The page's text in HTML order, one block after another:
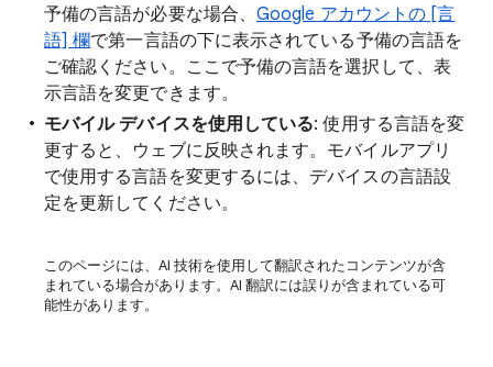
予備の言語が必要な場合、 Google アカウントの [言
語] 欄で第一言語の下に表示されている予備の言語を
ご確認ください。ここで予備の言語を選択して、表
示言語を変更できます。
モバイル デバイスを使用している: 使用する言語を変
更すると、ウェブに反映されます。モバイルアプリ
で使用する言語を変更するには、デバイスの言語設
定を更新してください。
このページには、AI 技術を使用して翻訳されたコンテンツが含
まれている場合があります。AI 翻訳には誤りが含まれている可
能性があります。